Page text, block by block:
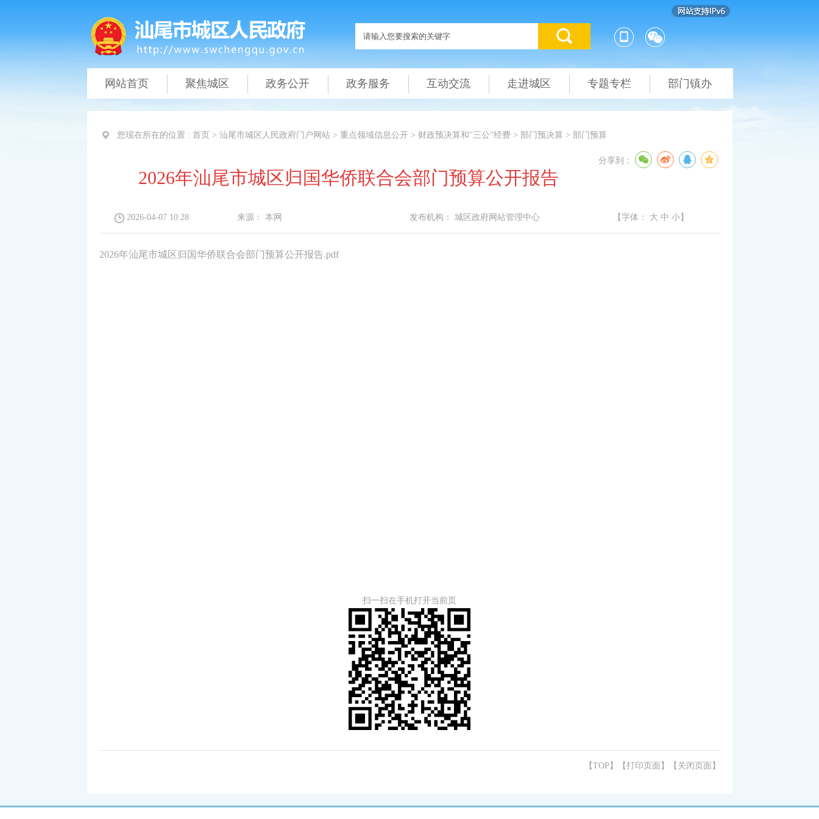
网站首页 聚焦城区 政务公开 政务服务 互动交流 走进城区 专题专栏 部门镇办
您现在所在的位置 : 首页 > 汕尾市城区人民政府门户网站> 重点领域信息公开> 财政预决算和"三公"经费> 部门预决算 > 部门预算
分享到：
2026年汕尾市城区归国华侨联合会部门预算公开报告
2026-04-07 10:28 来源： 本网 发布机构： 城区政府网站管理中心 【字体： 大 中 小 】
2026年汕尾市城区归国华侨联合会部门预算公开报告.pdf
扫一扫在手机打开当前页
【TOP】 【 打印页面 】【 关闭页面 】